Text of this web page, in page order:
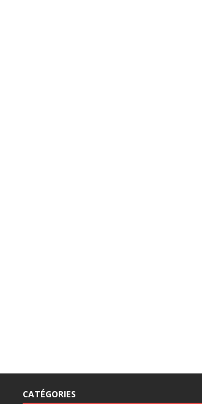
CATÉGORIES